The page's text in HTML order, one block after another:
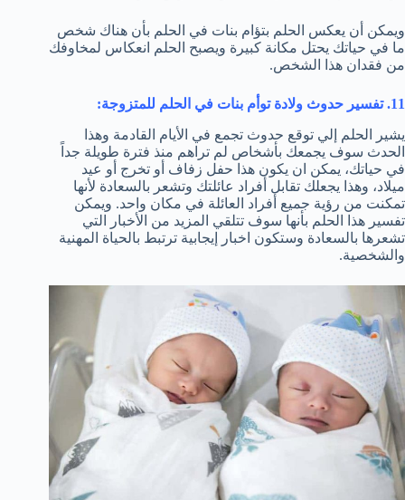
ويمكن أن يعكس الحلم بتؤام بنات في الحلم بأن هناك شخص
ما في حياتك يحتل مكانة كبيرة ويصبح الحلم انعكاس لمخاوفك
من فقدان هذا الشخص.
11. تفسير حدوث ولادة توأم بنات في الحلم للمتزوجة:
يشير الحلم إلي توقع حدوث تجمع في الأيام القادمة وهذا
الحدث سوف يجمعك بأشخاص لم تراهم منذ فترة طويلة جداً
في حياتك، يمكن ان يكون هذا حفل زفاف أو تخرج أو عيد
ميلاد، وهذا يجعلك تقابل أفراد عائلتك وتشعر بالسعادة لأنها
تمكنت من رؤية جميع أفراد العائلة في مكان واحد. ويمكن
تفسير هذا الحلم بأنها سوف تتلقي المزيد من الأخبار التي
تشعرها بالسعادة وستكون اخبار إيجابية ترتبط بالحياة المهنية
والشخصية.